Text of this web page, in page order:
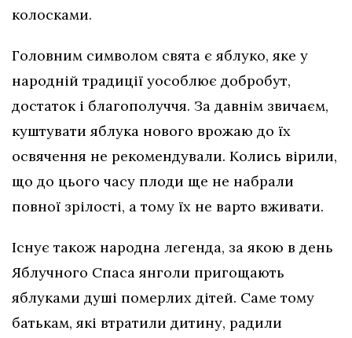
колосками.
Головним символом свята є яблуко, яке у
народній традиції уособлює добробут,
достаток і благополуччя. За давнім звичаєм,
куштувати яблука нового врожаю до їх
освячення не рекомендували. Колись вірили,
що до цього часу плоди ще не набрали
повної зрілості, а тому їх не варто вживати.
Існує також народна легенда, за якою в день
Яблучного Спаса янголи пригощають
яблуками душі померлих дітей. Саме тому
батькам, які втратили дитину, радили